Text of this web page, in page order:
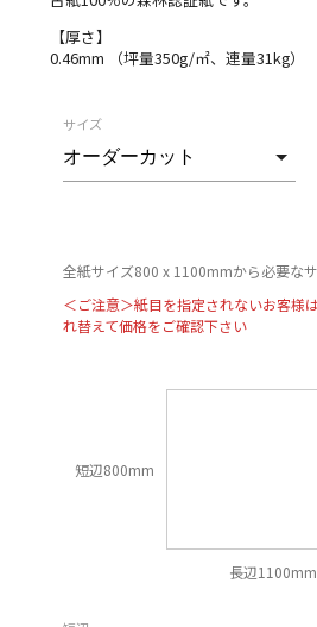
【厚さ】
0.46mm （坪量350g/㎡、連量31kg）
サイズ
全紙サイズ800 x 1100mmから必要なサ
＜ご注意＞紙目を指定されないお客様
れ替えて価格をご確認下さい
短辺800mm
長辺1100mm